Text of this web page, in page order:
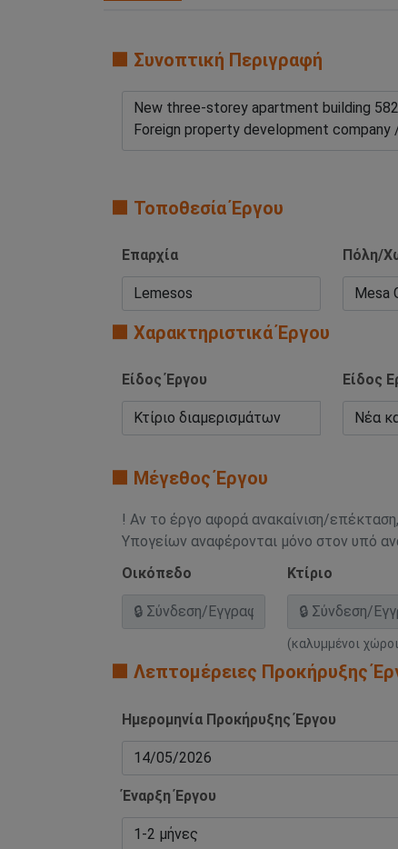
🟧 Συνοπτική Περιγραφή
🟧 Τοποθεσία Έργου
Επαρχία Πόλη/
🟧 Χαρακτηριστικά Έργου
Είδος Έργου Είδος
🟧 Μέγεθος Έργου
! Αν το έργο αφορά ανακαίνιση/
Υπογείων αναφέρονται μόνο στον υπό
Οικόπεδο
Κτίριο
(καλυμμένοι
🟧 Λεπτομέρειες Προκήρυξης
Ημερομηνία Προκήρυξης Έργου
Έναρξη Έργου